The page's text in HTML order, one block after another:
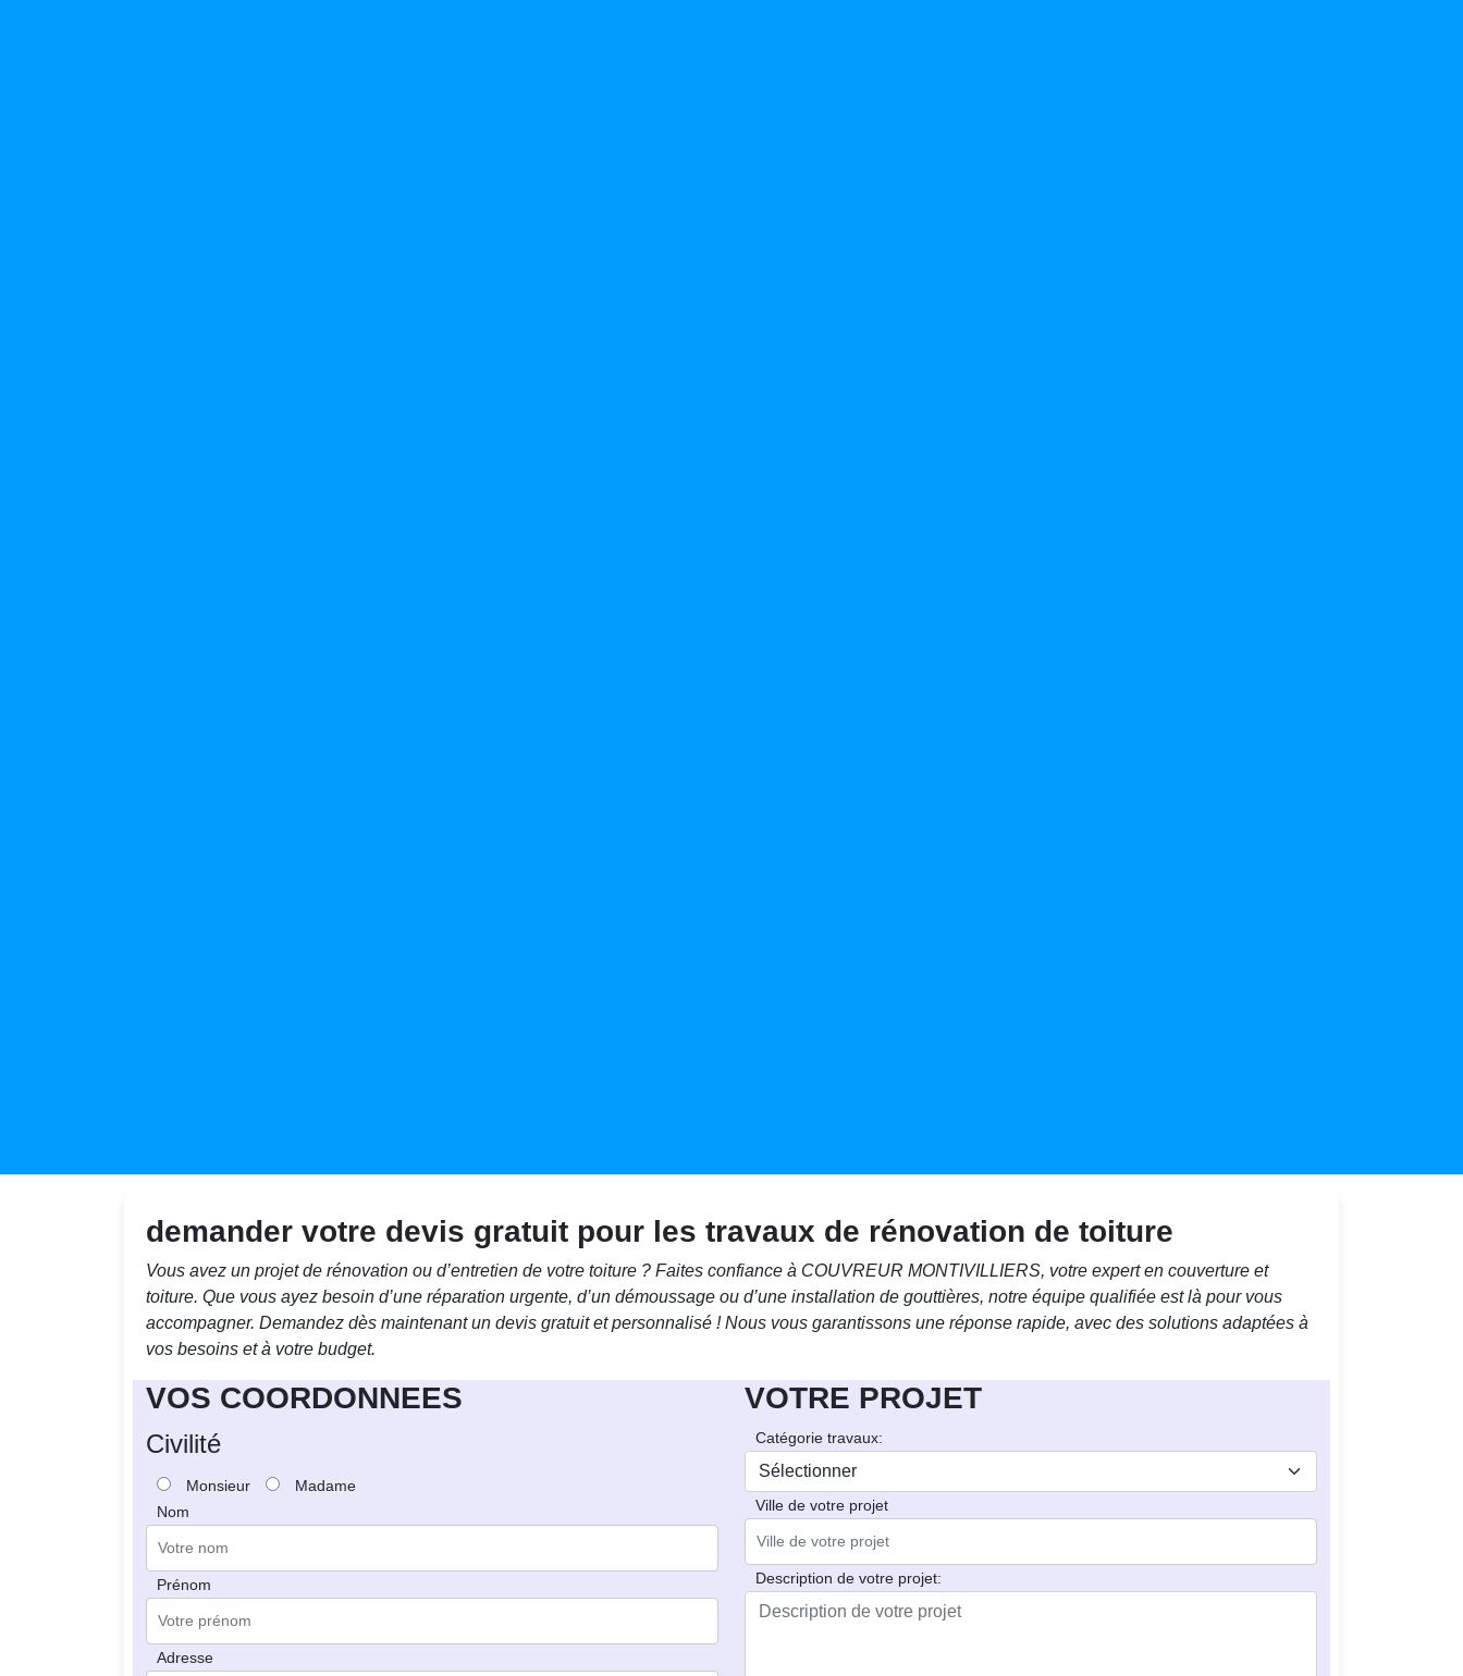
demander votre devis gratuit pour les travaux de rénovation de toiture
Vous avez un projet de rénovation ou d’entretien de votre toiture ? Faites confiance à COUVREUR MONTIVILLIERS, votre expert en couverture et
toiture. Que vous ayez besoin d’une réparation urgente, d’un démoussage ou d’une installation de gouttières, notre équipe qualifiée est là pour vous
accompagner. Demandez dès maintenant un devis gratuit et personnalisé ! Nous vous garantissons une réponse rapide, avec des solutions adaptées à
vos besoins et à votre budget.
VOS COORDONNEES
Civilité
Monsieur
Madame
Nom
Prénom
Adresse
VOTRE PROJET
Catégorie travaux:
Ville de votre projet
Description de votre projet: